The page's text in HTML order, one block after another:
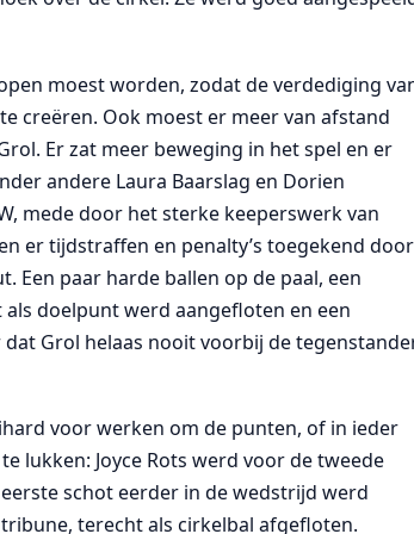
moest worden, zodat de verdediging
creëren. Ook moest er meer van afstand
Er zat meer beweging in het spel en er
andere Laura Baarslag en Dorien
mede door het sterke keeperswerk van
er tijdstraffen en penalty’s toegekend door
Een paar harde ballen op de paal, een
doelpunt werd aangefloten en een
Grol helaas nooit voorbij de
voor werken om de punten, of in ieder
lukken: Joyce Rots werd voor de tweede
schot eerder in de wedstrijd werd
terecht als cirkelbal afgefloten.